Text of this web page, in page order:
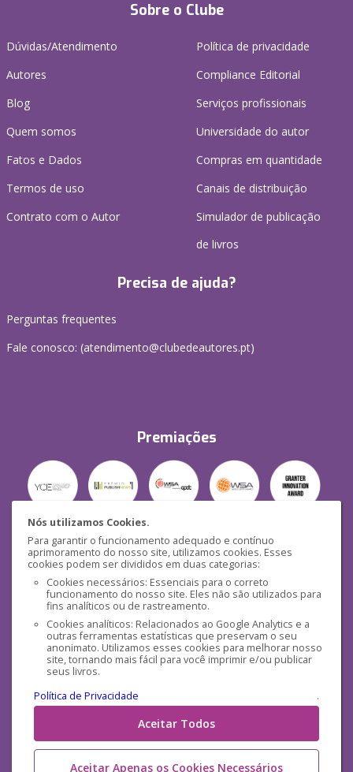
Nós utilizamos Cookies.
Para garantir o funcionamento adequado e contínuo
aprimoramento do nosso site, utilizamos cookies. Esses
cookies podem ser divididos em duas categorias:
Cookies necessários: Essenciais para o correto
funcionamento do nosso site. Eles não são utilizados para
fins analíticos ou de rastreamento.
Cookies analíticos: Relacionados ao Google Analytics e a
outras ferramentas estatísticas que preservam o seu
anonimato. Utilizamos esses cookies para melhorar nosso
site, tornando mais fácil para você imprimir e/ou publicar
seus livros.
Política de Privacidade
.
Aceitar Todos
Aceitar Apenas os Cookies Necessários
Sobre o Clube
Dúvidas/Atendimento
Autores
Blog
Quem somos
Fatos e Dados
Termos de uso
Contrato com o Autor
Política de privacidade
Compliance Editorial
Serviços profissionais
Universidade do autor
Compras em quantidade
Canais de distribuição
Simulador de publicação
de livros
Precisa de ajuda?
Perguntas frequentes
Fale conosco: (atendimento@clubedeautores.pt)
Premiações
Segurança
Mídias Sociais